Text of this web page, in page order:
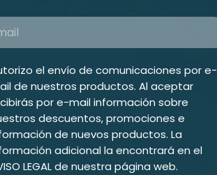
el envío de comunicaciones por e-
de nuestros productos. Al aceptar
por e-mail información sobre
descuentos, promociones e
de nuevos productos. La
adicional la encontrará en el
LEGALde nuestra página web.